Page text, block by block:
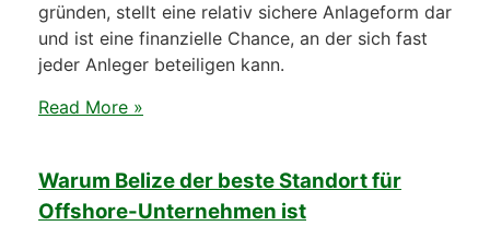
gründen, stellt eine relativ sichere Anlageform dar
und ist eine finanzielle Chance, an der sich fast
jeder Anleger beteiligen kann.
Read More »
Warum Belize der beste Standort für
Offshore-Unternehmen ist